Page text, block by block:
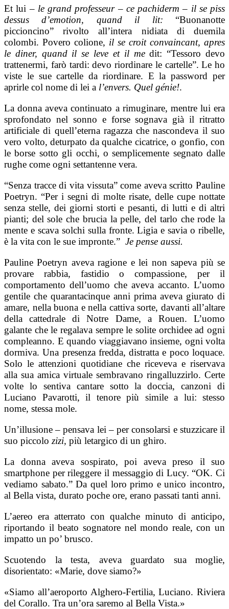
Et lui –le grand professeur– ce pachiderm– il se piss
dessus d’emotion, quand il lit: “Buonanotte
piccioncino” rivolto all’intera nidiata di duemila
colombi. Povero colione, il se croit convaincant, apres
le diner, quand il se leve et il medit: “Tessoro devo
trattenermi, farò tardi: devo riordinare le cartelle”. Le ho
viste le sue cartelle da riordinare. E la password per
aprirle col nome di lei a l’envers. Quel génie!.
La donna aveva continuato a rimuginare, mentre lui era
sprofondato nel sonno e forse sognava già il ritratto
artificiale di quell’eterna ragazza che nascondeva il suo
vero volto, deturpato da qualche cicatrice, o gonfio, con
le borse sotto gli occhi, o semplicemente segnato dalle
rughe come ogni settantenne vera.
“Senza tracce di vita vissuta” come aveva scritto Pauline
Poetryn. “Per i segni di molte risate, delle cupe nottate
senza stelle, dei giorni storti e pesanti, di lutti e di altri
pianti; del sole che brucia la pelle, del tarlo che rode la
mente e scava solchi sulla fronte. Ligia e savia o ribelle,
è la vita con le sue impronte.” Je pense aussi.
Pauline Poetryn aveva ragione e lei non sapeva più se
provare rabbia, fastidio o compassione, per il
comportamento dell’uomo che aveva accanto. L’uomo
gentile che quarantacinque anni prima aveva giurato di
amare, nella buona e nella cattiva sorte, davanti all’altare
della cattedrale di Notre Dame, a Rouen. L’uomo
galante che le regalava sempre le solite orchidee ad ogni
compleanno. E quando viaggiavano insieme, ogni volta
dormiva. Una presenza fredda, distratta e poco loquace.
Solo le attenzioni quotidiane che riceveva e riservava
alla sua amica virtuale sembravano ringalluzzirlo. Certe
volte lo sentiva cantare sotto la doccia, canzoni di
Luciano Pavarotti, il tenore più simile a lui: stesso
nome, stessa mole.
Un’illusione – pensava lei – per consolarsi e stuzzicare il
suo piccolo zizi, più letargico di un ghiro.
La donna aveva sospirato, poi aveva preso il suo
smartphone per rileggere il messaggio di Lucy. “OK. Ci
vediamo sabato.” Da quel loro primo e unico incontro,
al Bella vista, durato poche ore, erano passati tanti anni.
L’aereo era atterrato con qualche minuto di anticipo,
riportando il beato sognatore nel mondo reale, con un
impatto un po’ brusco.
Scuotendo la testa, aveva guardato sua moglie,
disorientato: «Marie, dove siamo?»
«Siamo all’aeroporto Alghero-Fertilia, Luciano. Riviera
del Corallo. Tra un’ora saremo al Bella Vista.»